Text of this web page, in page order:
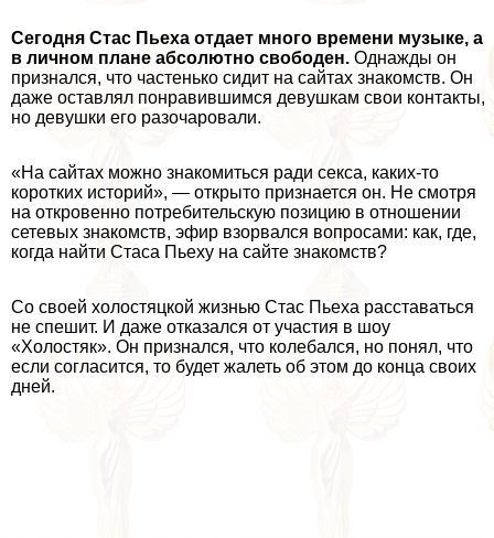
Сегодня Стас Пьеха отдает много времени музыке, а
в личном плане абсолютно свободен. Однажды он
признался, что частенько сидит на сайтах знакомств. Он
даже оставлял понравившимся дeвyшкам свои контакты,
но дeвyшки его разочаровали.
«На сайтах можно знакомиться ради ceкcа, каких-то
коротких историй», — открыто признается он. Не смотря
на откровенно потребительскую позицию в отношении
сетевых знакомств, эфир взорвался вопросами: как, где,
когда найти Стаса Пьеху на сайте знакомств?
Со своей холостяцкой жизнью Стас Пьеха расставаться
не спешит. И даже отказался от участия в шоу
«Холостяк». Он признался, что колeбaлся, но понял, что
если согласится, то будет жалеть об этом до конца своих
дней.